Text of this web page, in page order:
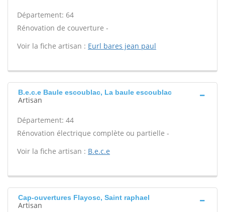
Département: 64
Rénovation de couverture -
Voir la fiche artisan : Eurl bares jean paul
B.e.c.e Baule escoublac, La baule escoublac
Artisan
Département: 44
Rénovation électrique complète ou partielle -
Voir la fiche artisan : B.e.c.e
Cap-ouvertures Flayosc, Saint raphael
Artisan